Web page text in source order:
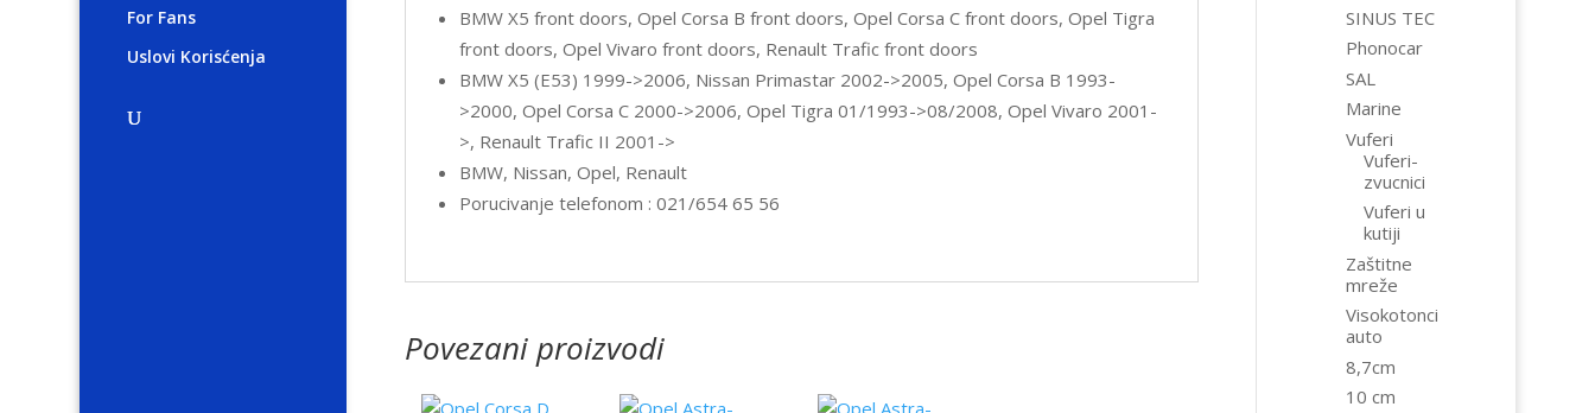
For Fans
Uslovi Korisćenja
BMW X5 front doors, Opel Corsa B front doors, Opel Corsa C front doors, Opel Tigra
front doors, Opel Vivaro front doors, Renault Trafic front doors
BMW X5 (E53) 1999->2006, Nissan Primastar 2002->2005, Opel Corsa B 1993-
>2000, Opel Corsa C 2000->2006, Opel Tigra 01/1993->08/2008, Opel Vivaro 2001-
>, Renault Trafic II 2001->
BMW, Nissan, Opel, Renault
Porucivanje telefonom : 021/654 65 56
Povezani proizvodi
SINUS TEC
Phonocar
SAL
Marine
Vuferi
Vuferi-
zvucnici
Vuferi u
kutiji
Zaštitne
mreže
Visokotonci
auto
8,7cm
10 cm